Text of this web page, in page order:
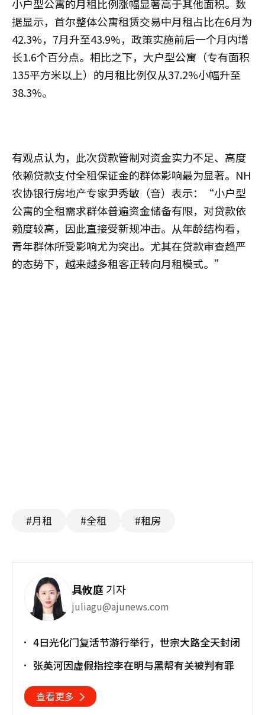
小户型公寓的月租比例涨幅显著高于其他面积。数
据显示，首尔整体公寓租赁交易中月租占比在6月为
42.3%，7月升至43.9%，政策实施前后一个月内增
长1.6个百分点。相比之下，大户型公寓（专有面积
135平方米以上）的月租比例仅从37.2%小幅升至
38.3%。
有观点认为，此次贷款管制对资金实力不足、高度
依赖贷款支付全租保证金的群体影响最为显著。NH
农协银行房地产专家尹秀敏（音）表示：“小户型
公寓的全租需求群体普遍资金储备有限，对贷款依
赖度较高，因此直接受新规冲击。从年龄结构看，
青年群体所受影响尤为突出。尤其在贷款审查趋严
的态势下，越来越多租客正转向月租模式。”
#月租 #全租 #租房
具攸庭 기자
juliagu@ajunews.com
4日光化门复活节游行举行，世宗大路全天封闭
张英河因虚假指控李在明与黑帮有关被判有罪
查看更多